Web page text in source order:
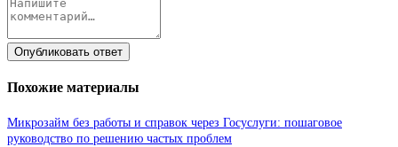
Опубликовать ответ
Похожие материалы
Микрозайм без работы и справок через Госуслуги: пошаговое
руководство по решению частых проблем